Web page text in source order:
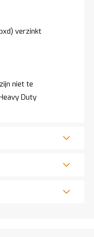
verzinkt
niet te
Duty